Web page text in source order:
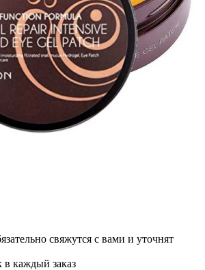
свяжутся с вами и уточнят
каждый заказ